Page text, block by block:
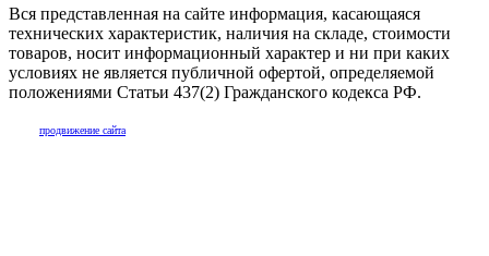
Вся представленная на сайте информация, касающаяся
технических характеристик, наличия на складе, стоимости
товаров, носит информационный характер и ни при каких
условиях не является публичной офертой, определяемой
положениями Статьи 437(2) Гражданского кодекса РФ.
продвижение сайта